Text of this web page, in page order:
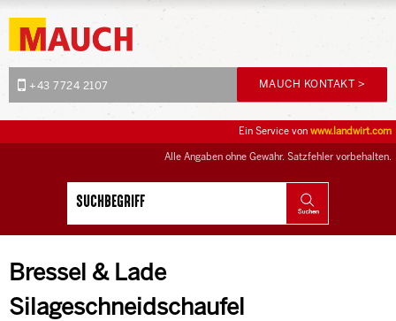
+43 7724 2107 MAUCH KONTAKT >
Alle Angaben ohne Gewähr. Satzfehler vorbehalten.
Ein Service von www.landwirt.com
Bressel & Lade
Silageschneidschaufel